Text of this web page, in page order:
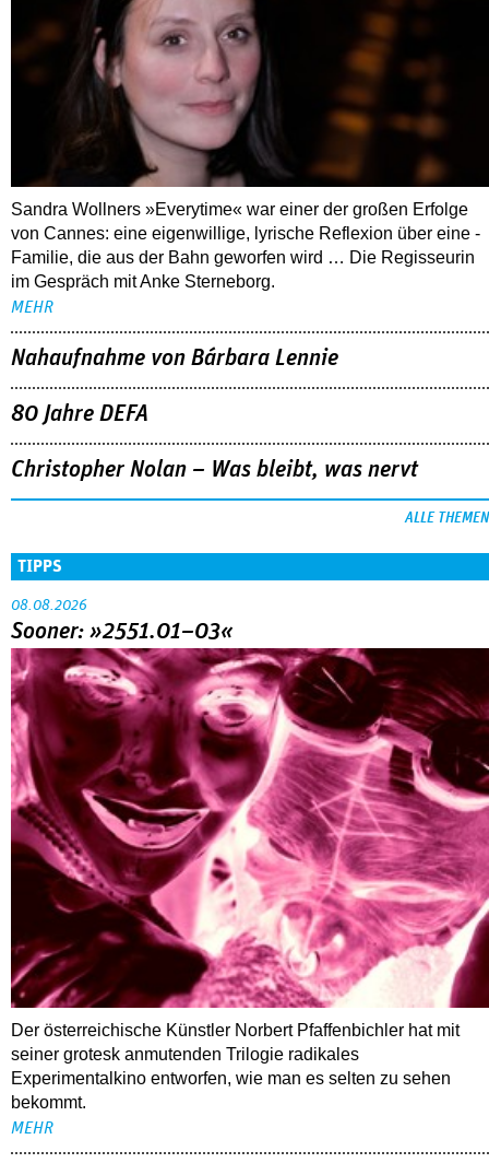
Sandra Wollners »Everytime« war einer der großen Erfolge
von Cannes: eine eigenwillige, lyrische Reflexion über eine ­
Familie, die aus der Bahn geworfen wird … Die Regisseurin
im Gespräch mit Anke Sterneborg.
MEHR
Nahaufnahme von Bárbara Lennie
80 Jahre DEFA
Christopher Nolan – Was bleibt, was nervt
ALLE THEMEN
TIPPS
08.08.2026
Sooner: »2551.01–03«
Der österreichische Künstler Norbert Pfaffenbichler hat mit
seiner grotesk anmutenden Trilogie radikales
Experimentalkino entworfen, wie man es selten zu sehen
bekommt.
MEHR